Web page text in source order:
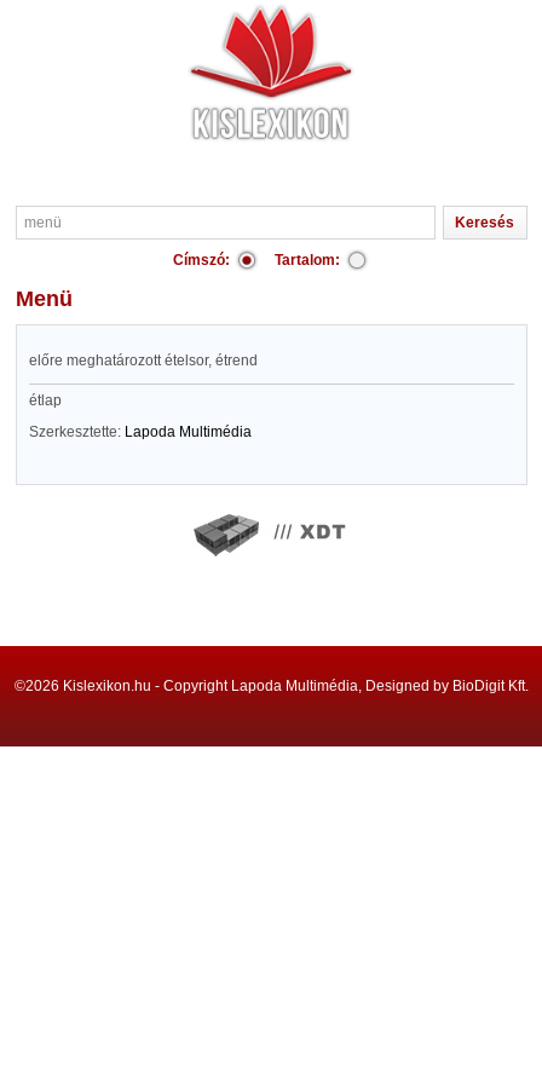
Címszó: Tartalom:
menü
előre meghatározott ételsor, étrend
étlap
Szerkesztette: Lapoda Multimédia
©2026 Kislexikon.hu - Copyright Lapoda Multimédia, Designed by BioDigit Kft.